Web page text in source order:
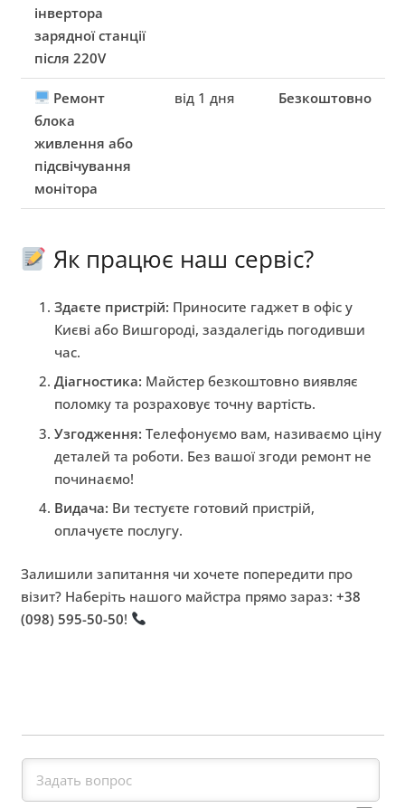
інвертора
зарядної станції
після 220V
Ремонт
блока
живлення або
підсвічування
монітора
від 1 дня Безкоштовно
Як працює наш сервіс?
Здаєте пристрій: Приносите гаджет в офіс у
Києві або Вишгороді, заздалегідь погодивши
час.
Діагностика: Майстер безкоштовно виявляє
поломку та розраховує точну вартість.
Узгодження: Телефонуємо вам, називаємо ціну
деталей та роботи. Без вашої згоди ремонт не
починаємо!
Видача: Ви тестуєте готовий пристрій,
оплачуєте послугу.
Залишили запитання чи хочете попередити про
візит? Наберіть нашого майстра прямо зараз: +38
(098) 595-50-50!